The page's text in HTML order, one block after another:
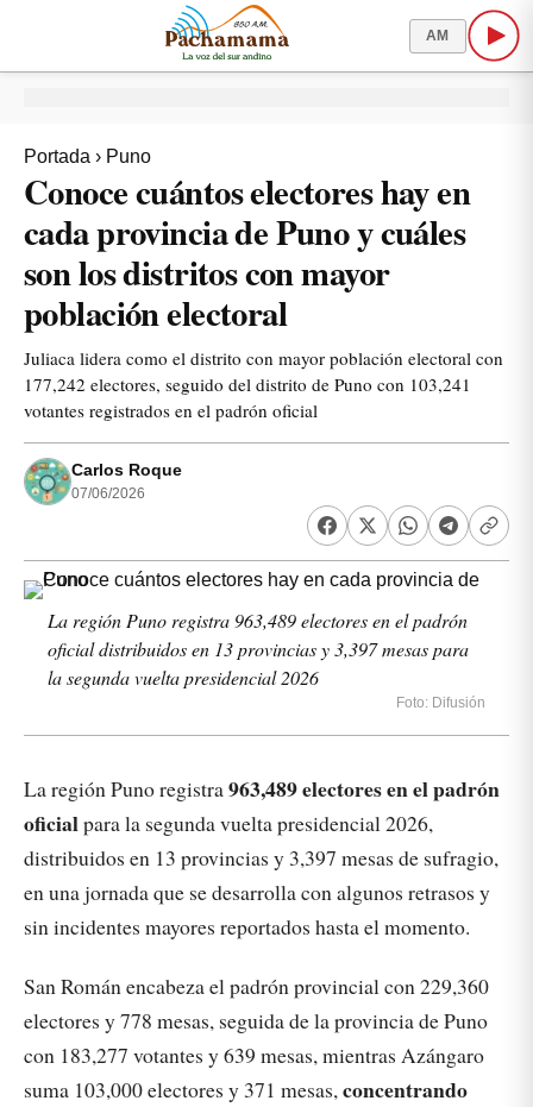
AM
Portada › Puno
Conoce cuántos electores hay en
cada provincia de Puno y cuáles
son los distritos con mayor
población electoral
Juliaca lidera como el distrito con mayor población electoral con
177,242 electores, seguido del distrito de Puno con 103,241
votantes registrados en el padrón oficial
Carlos Roque
07/06/2026
La región Puno registra 963,489 electores en el padrón
oficial distribuidos en 13 provincias y 3,397 mesas para
la segunda vuelta presidencial 2026
Foto: Difusión
La región Puno registra963,489 electores en el padrón
oficialpara la segunda vuelta presidencial 2026,
distribuidos en 13 provincias y 3,397 mesas de sufragio,
en una jornada que se desarrolla con algunos retrasos y
sin incidentes mayores reportados hasta el momento.
San Román encabeza el padrón provincial con 229,360
electores y 778 mesas, seguida de la provincia de Puno
con 183,277 votantes y 639 mesas, mientras Azángaro
suma 103,000 electores y 371 mesas,concentrando